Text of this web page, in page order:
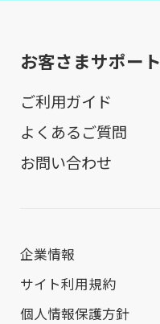
お客さまサポート
ご利用ガイド
よくあるご質問
お問い合わせ
企業情報
サイト利用規約
個人情報保護方針